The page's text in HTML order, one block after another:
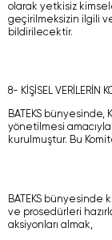
olarak yetkisiz
geçirilmeksizin ilgili
bildirilecektir.
8- KİŞİSEL VERİLERİN
BATEKS
yönetilmesi amacıyla
kurulmuştur. Bu
BATEKS bünyesinde
ve prosedürleri
aksiyonları almak,